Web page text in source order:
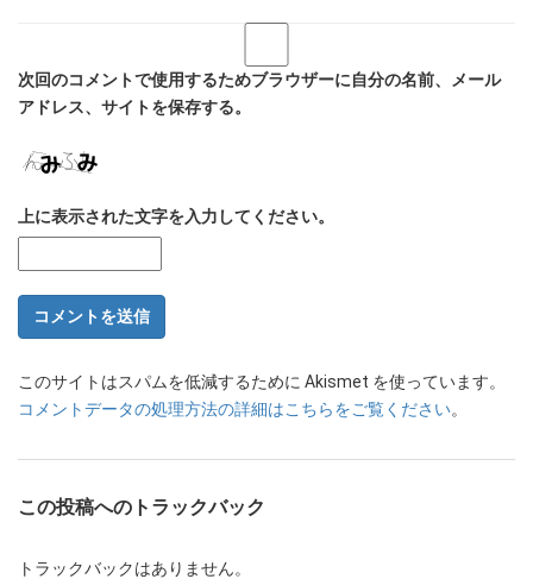
次回のコメントで使用するためブラウザーに自分の名前、メール
アドレス、サイトを保存する。
上に表示された文字を入力してください。
このサイトはスパムを低減するために Akismet を使っています。
コメントデータの処理方法の詳細はこちらをご覧ください。
この投稿へのトラックバック
トラックバックはありません。